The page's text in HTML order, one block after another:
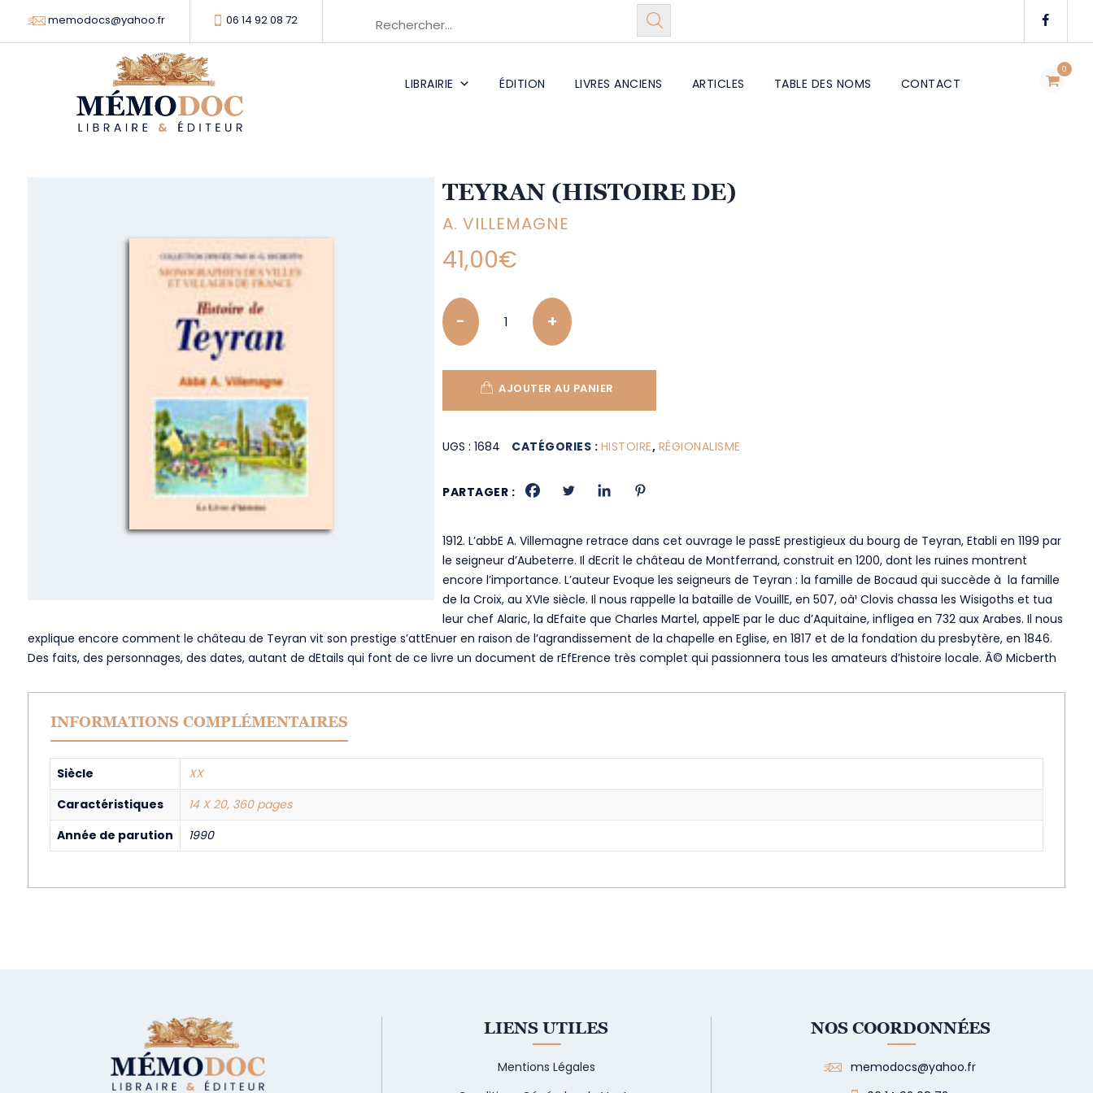
memodocs@yahoo.fr 06 14 92 08 72
0
LIBRAIRIE ÉDITION LIVRES ANCIENS ARTICLES TABLE DES NOMS CONTACT
TEYRAN (HISTOIRE DE)
A. VILLEMAGNE
41,00€
Quantity
AJOUTER AU PANIER
UGS :1684 CATÉGORIES : HISTOIRE, RÉGIONALISME
PARTAGER :
1912. L’abbE A. Villemagne retrace dans cet ouvrage le passE prestigieux du bourg de Teyran, Etabli en 1199 par
le seigneur d’Aubeterre. Il dEcrit le château de Montferrand, construit en 1200, dont les ruines montrent
encore l’importance. L’auteur Evoque les seigneurs de Teyran : la famille de Bocaud qui succède à la famille
de la Croix, au XVIe siècle. Il nous rappelle la bataille de VouillE, en 507, oà¹ Clovis chassa les Wisigoths et tua
leur chef Alaric, la dEfaite que Charles Martel, appelE par le duc d’Aquitaine, infligea en 732 aux Arabes. Il nous
explique encore comment le château de Teyran vit son prestige s’attEnuer en raison de l’agrandissement de la chapelle en Eglise, en 1817 et de la fondation du presbytère, en 1846.
Des faits, des personnages, des dates, autant de dEtails qui font de ce livre un document de rEfErence très complet qui passionnera tous les amateurs d’histoire locale. Â© Micberth
INFORMATIONS COMPLÉMENTAIRES
Siècle
XX
Caractéristiques
14 X 20, 360 pages
Année de parution
1990
LIENS UTILES
Mentions Légales
NOS COORDONNÉES
memodocs@yahoo.fr